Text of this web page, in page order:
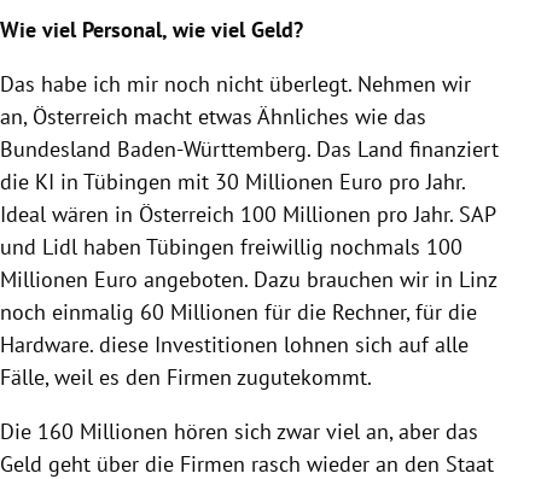
Wie viel Personal, wie viel Geld?
Das habe ich mir noch nicht überlegt. Nehmen wir
an, Österreich macht etwas Ähnliches wie das
Bundesland Baden-Württemberg. Das Land finanziert
die KI in Tübingen mit 30 Millionen Euro pro Jahr.
Ideal wären in Österreich 100 Millionen pro Jahr. SAP
und Lidl haben Tübingen freiwillig nochmals 100
Millionen Euro angeboten. Dazu brauchen wir in Linz
noch einmalig 60 Millionen für die Rechner, für die
Hardware. diese Investitionen lohnen sich auf alle
Fälle, weil es den Firmen zugutekommt.
Die 160 Millionen hören sich zwar viel an, aber das
Geld geht über die Firmen rasch wieder an den Staat